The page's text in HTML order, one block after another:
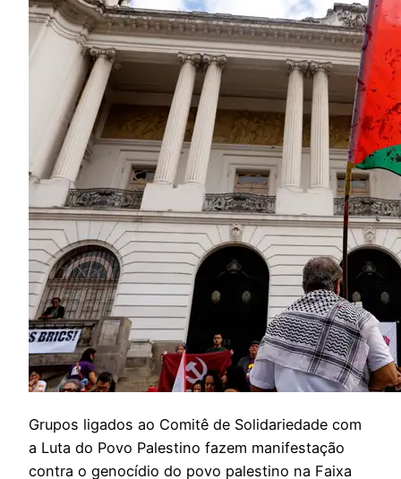
Grupos ligados ao Comitê de Solidariedade com
a Luta do Povo Palestino fazem manifestação
contra o genocídio do povo palestino na Faixa